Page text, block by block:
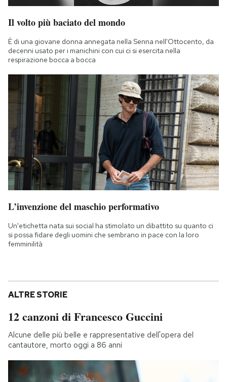
Il volto più baciato del mondo
È di una giovane donna annegata nella Senna nell'Ottocento, da
decenni usato per i manichini con cui ci si esercita nella
respirazione bocca a bocca
L’invenzione del maschio performativo
Un'etichetta nata sui social ha stimolato un dibattito su quanto ci
si possa fidare degli uomini che sembrano in pace con la loro
femminilità
ALTRE STORIE
12 canzoni di Francesco Guccini
Alcune delle più belle e rappresentative dell'opera del
cantautore, morto oggi a 86 anni